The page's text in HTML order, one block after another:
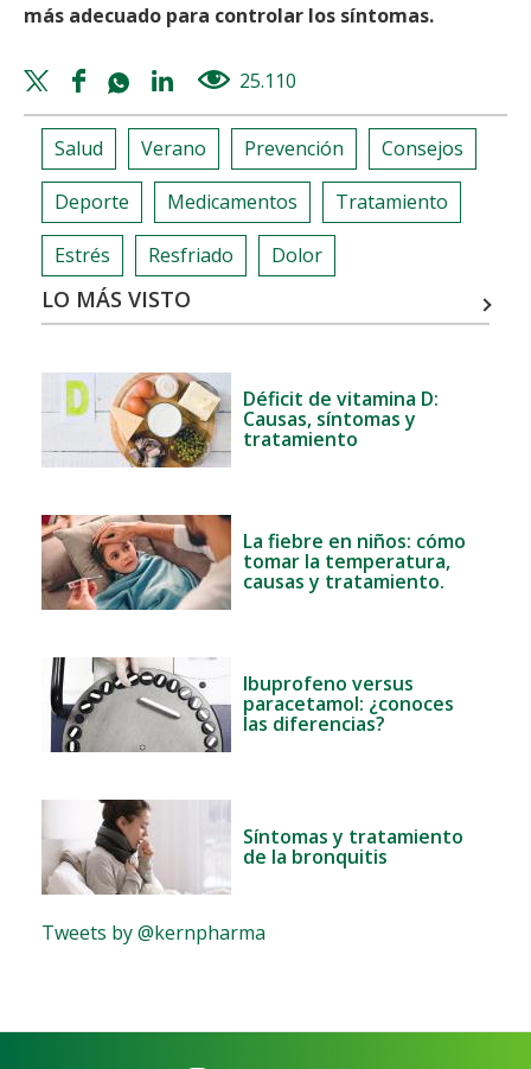
más adecuado para controlar los síntomas.
Twitter
share
Facebook
share
Whatsapp
share
Linkedin
share
25.110
Salud Verano Prevención Consejos
Deporte Medicamentos Tratamiento
Estrés Resfriado Dolor
LO MÁS VISTO
Déficit de vitamina D:
Causas, síntomas y
tratamiento
La fiebre en niños: cómo
tomar la temperatura,
causas y tratamiento.
Ibuprofeno versus
paracetamol: ¿conoces
las diferencias?
Síntomas y tratamiento
de la bronquitis
Tweets by @kernpharma